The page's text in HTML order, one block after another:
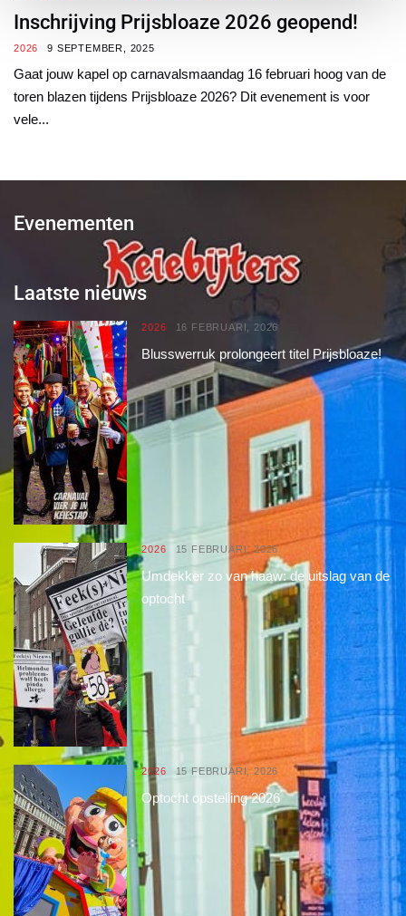
Inschrijving Prijsbloaze 2026 geopend!
2026 9 SEPTEMBER, 2025
Gaat jouw kapel op carnavalsmaandag 16 februari hoog van de
toren blazen tijdens Prijsbloaze 2026? Dit evenement is voor
vele...
Evenementen
Laatste nieuws
2026 16 FEBRUARI, 2026
Blusswerruk prolongeert titel Prijsbloaze!
2026 15 FEBRUARI, 2026
Umdekker zo van haaw: de uitslag van de
optocht
2026 15 FEBRUARI, 2026
Optocht opstelling 2026